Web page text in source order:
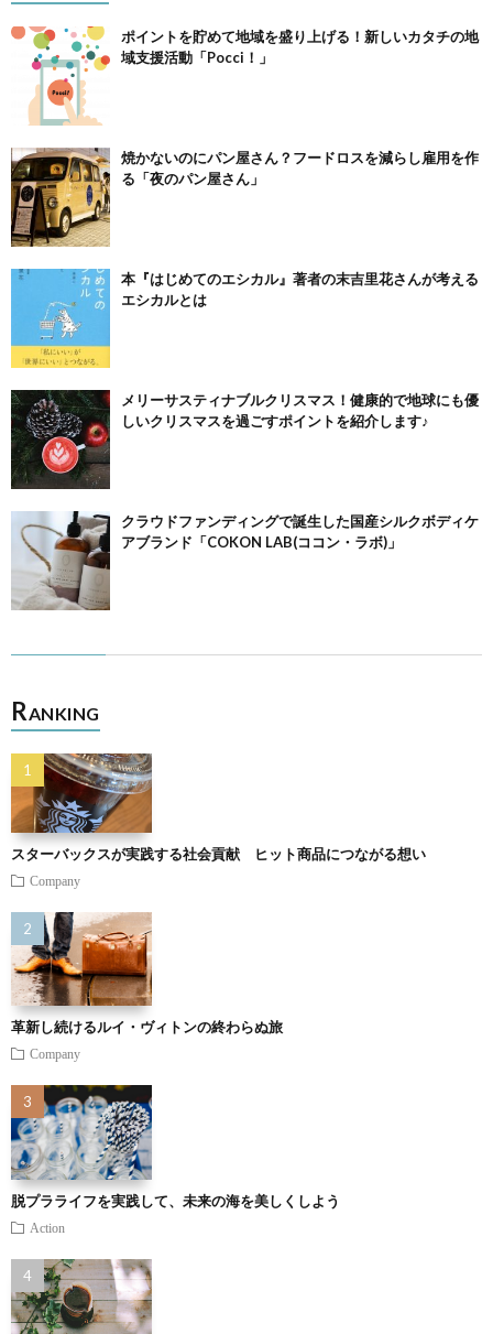
ポイントを貯めて地域を盛り上げる！新しいカタチの地
域支援活動「Pocci！」
焼かないのにパン屋さん？フードロスを減らし雇用を作
る「夜のパン屋さん」
本『はじめてのエシカル』著者の末吉里花さんが考える
エシカルとは
メリーサスティナブルクリスマス！健康的で地球にも優
しいクリスマスを過ごすポイントを紹介します♪
クラウドファンディングで誕生した国産シルクボディケ
アブランド「COKON LAB(ココン・ラボ)」
RANKING
スターバックスが実践する社会貢献 ヒット商品につながる想い
Company
革新し続けるルイ・ヴィトンの終わらぬ旅
Company
脱プラライフを実践して、未来の海を美しくしよう
Action